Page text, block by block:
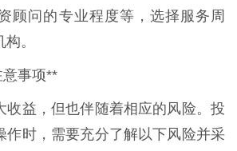
顾问的专业程度等，选择服务周
。
事项**
收益，但也伴随着相应的风险。投
作时，需要充分了解以下风险并采